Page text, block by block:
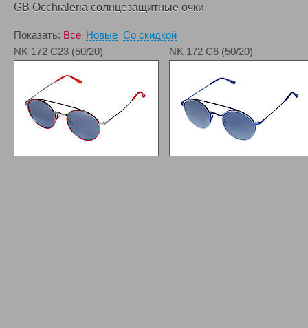
GB Occhialeria солнцезащитные очки
Показать: Все Новые Со скидкой
NK 172 C23 (50/20)
NK 172 C6 (50/20)